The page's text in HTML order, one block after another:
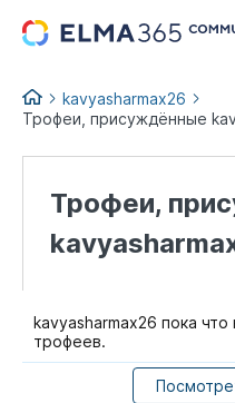
...
kavyasharmax26
Трофеи,
kavyasharmax26 пока
трофеев.